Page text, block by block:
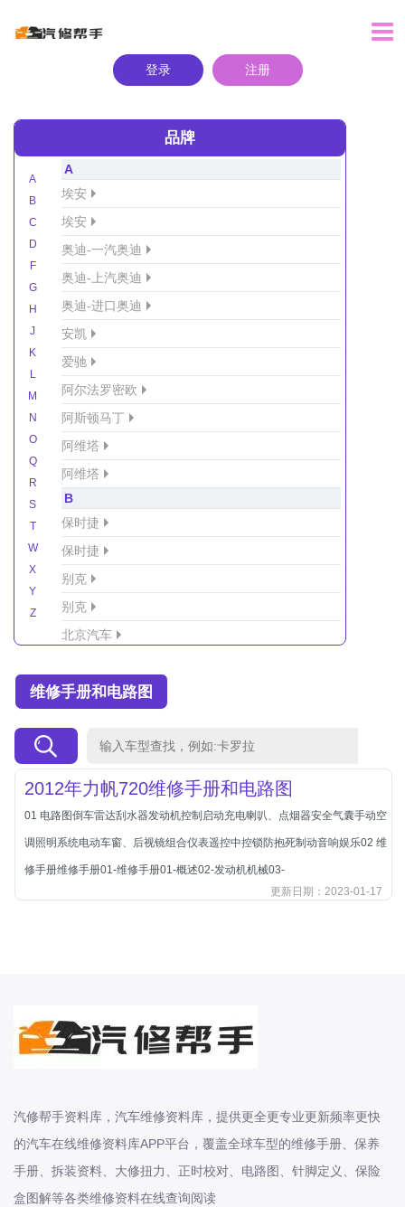
登录 注册
品牌
A
B
C
D
F
G
H
J
K
L
M
N
O
Q
R
S
T
W
X
Y
Z
A
埃安
埃安
奥迪-一汽奥迪
奥迪-上汽奥迪
奥迪-进口奥迪
安凯
爱驰
阿尔法罗密欧
阿斯顿马丁
阿维塔
阿维塔
B
保时捷
保时捷
别克
别克
北京汽车
北京越野车
北汽制造
宝马
宝骏
宾利
本田
本田-东风本田
本田-广州本田
维修手册和电路图
2012年力帆720维修手册和电路图
01 电路图倒车雷达刮水器发动机控制启动充电喇叭、点烟器安全气囊手动空
调照明系统电动车窗、后视镜组合仪表遥控中控锁防抱死制动音响娱乐02 维
修手册维修手册01-维修手册01-概述02-发动机机械03-
更新日期：2023-01-17
汽修帮手资料库，汽车维修资料库，提供更全更专业更新频率更快
的汽车在线维修资料库APP平台，覆盖全球车型的维修手册、保养
手册、拆装资料、大修扭力、正时校对、电路图、针脚定义、保险
盒图解等各类维修资料在线查询阅读